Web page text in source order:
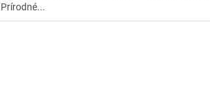
Prírodné...